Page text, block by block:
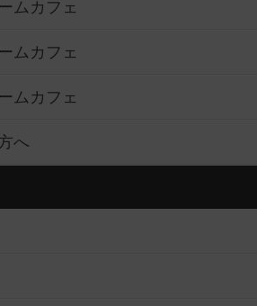
ムカフェ
ムカフェ
ムカフェ
へ